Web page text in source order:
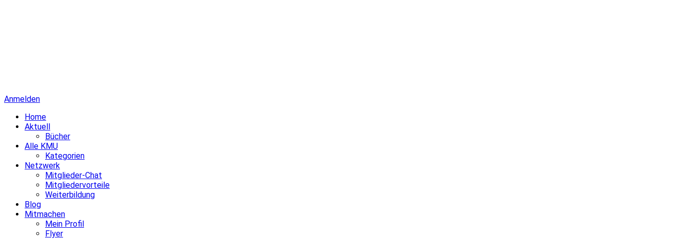
Anmelden
Home
Aktuell
Bücher
Alle KMU
Kategorien
Netzwerk
Mitglieder-Chat
Mitgliedervorteile
Weiterbildung
Blog
Mitmachen
Mein Profil
Flyer